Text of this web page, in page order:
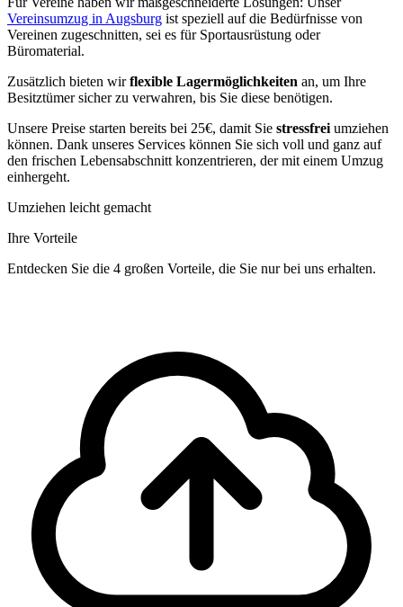
Vereinsumzug in Augsburg ist speziell auf die Bedürfnisse von
Vereinen zugeschnitten, sei es für Sportausrüstung oder
Büromaterial.
Zusätzlich bieten wirflexible Lagermöglichkeiten an, um Ihre
Besitztümer sicher zu verwahren, bis Sie diese benötigen.
Unsere Preise starten bereits bei 25€, damit Sie stressfrei umziehen
können. Dank unseres Services können Sie sich voll und ganz auf
den frischen Lebensabschnitt konzentrieren, der mit einem Umzug
einhergeht.
Umziehen leicht gemacht
Ihre Vorteile
Entdecken Sie die 4 großen Vorteile, die Sie nur bei uns erhalten.